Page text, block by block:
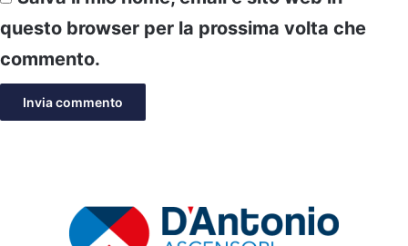
questo browser per la prossima volta che
commento.